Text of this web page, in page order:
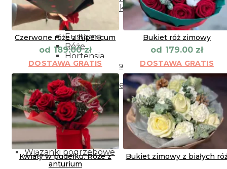
Kwiaty doniczkowe
Rodzaje kwiatów
Peonii
Eustoma
Róże
Hortensja
Kolorowa gipsówka
Frezja
Storczyki cięte
Lilii
Alstromeria
Goździki
Gerbery
Tulipany
Kolorowa gipsówka
Wiązanki pogrzebowe
Сzerwone róże z hipericum
od 189.00zł
DOSTAWA GRATIS
Bukiet róż zimowy
od 179.00 zł
DOSTAWA GRATIS
Kwiaty w pudełku. Róże z
anturium
Bukiet zimowy z białych